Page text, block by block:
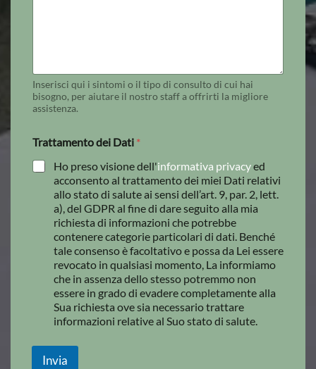
Inserisci qui i sintomi o il tipo di consulto di cui hai
bisogno, per aiutare il nostro staff a offrirti la migliore
assistenza.
Trattamento dei Dati *
Ho preso visione dell'informativa privacyed
acconsento al trattamento dei miei Dati relativi
allo stato di salute ai sensi dell’art. 9, par. 2, lett.
a), del GDPR al fine di dare seguito alla mia
richiesta di informazioni che potrebbe
contenere categorie particolari di dati. Benché
tale consenso è facoltativo e possa da Lei essere
revocato in qualsiasi momento, La informiamo
che in assenza dello stesso potremmo non
essere in grado di evadere completamente alla
Sua richiesta ove sia necessario trattare
informazioni relative al Suo stato di salute.
Invia